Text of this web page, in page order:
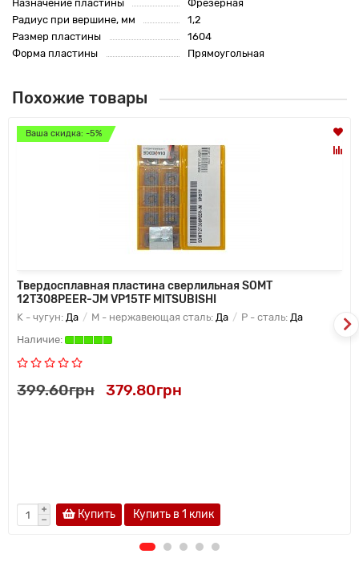
Назначение пластины
Фрезерная
Радиус при вершине, мм
1,2
Размер пластины
1604
Форма пластины
Прямоугольная
Похожие товары
Ваша скидка: -5%
Твердосплавная пластина сверлильная SOMT
12T308PEER-JM VP15TF MITSUBISHI
K - чугун: Да M - нержавеющая сталь: Да P - сталь: Да
399.60грн 379.80грн
Купить Купить в 1 клик